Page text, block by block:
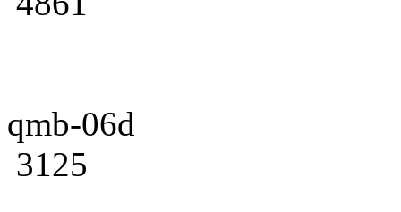
qmb-06d
3125